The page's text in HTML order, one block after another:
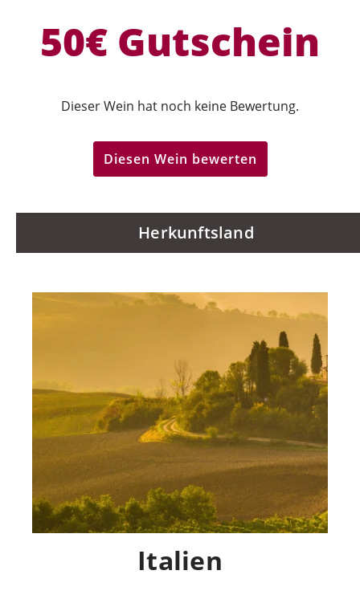
50€ Gutschein
Dieser Wein hat noch keine Bewertung.
Diesen Wein bewerten
Herkunftsland
Italien